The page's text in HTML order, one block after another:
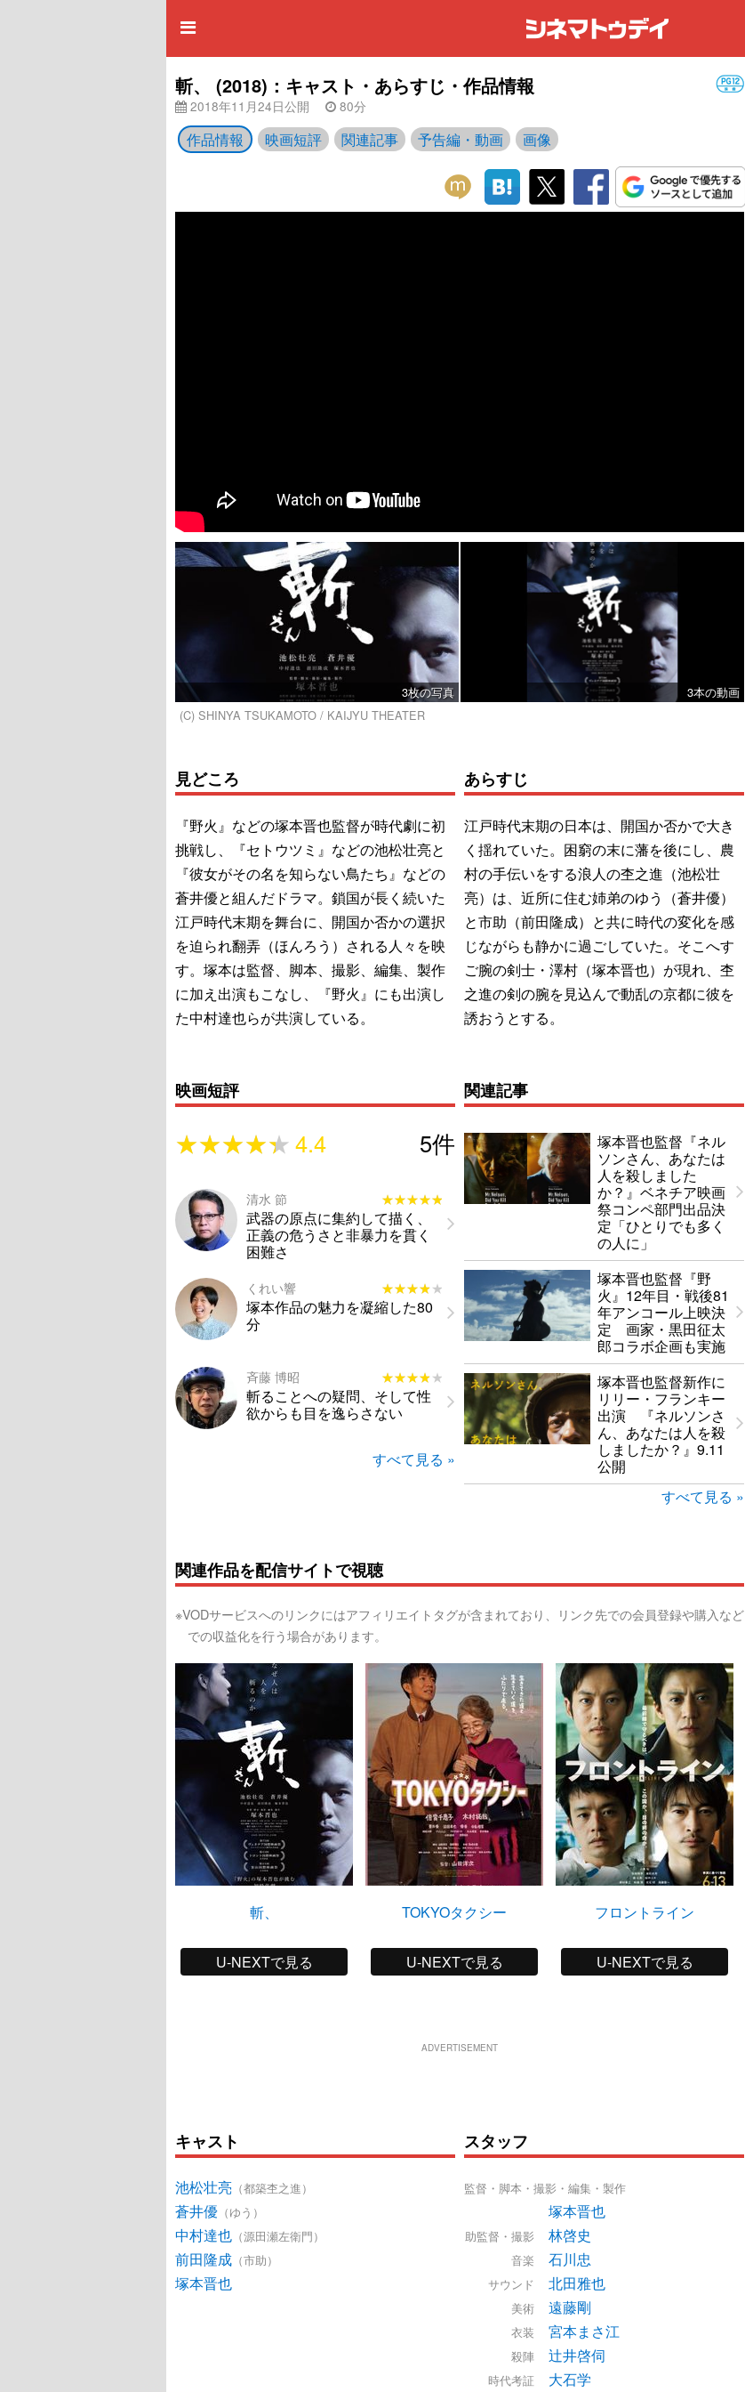
斬、 (2018)：キャスト・あらすじ・作品情報
2018年11月24日公開 80分
作品情報 映画短評 関連記事 予告編・動画 画像
3枚の写真
3本の動画
(C) SHINYA TSUKAMOTO / KAIJYU THEATER
見どころ
『野火』などの塚本晋也監督が時代劇に初
挑戦し、『セトウツミ』などの池松壮亮と
『彼女がその名を知らない鳥たち』などの
蒼井優と組んだドラマ。鎖国が長く続いた
江戸時代末期を舞台に、開国か否かの選択
を迫られ翻弄（ほんろう）される人々を映
す。塚本は監督、脚本、撮影、編集、製作
に加え出演もこなし、『野火』にも出演し
た中村達也らが共演している。
あらすじ
江戸時代末期の日本は、開国か否かで大き
く揺れていた。困窮の末に藩を後にし、農
村の手伝いをする浪人の杢之進（池松壮
亮）は、近所に住む姉弟のゆう（蒼井優）
と市助（前田隆成）と共に時代の変化を感
じながらも静かに過ごしていた。そこへす
ご腕の剣士・澤村（塚本晋也）が現れ、杢
之進の剣の腕を見込んで動乱の京都に彼を
誘おうとする。
映画短評
★★★★★
★★★★★4.4 5件
清水 節 ★★★★★
★★★★★
武器の原点に集約して描く、
正義の危うさと非暴力を貫く
困難さ
くれい響 ★★★★★
★★★★★
塚本作品の魅力を凝縮した80
分
斉藤 博昭 ★★★★★
★★★★★
斬ることへの疑問、そして性
欲からも目を逸らさない
すべて見る »
関連記事
塚本晋也監督『ネル
ソンさん、あなたは
人を殺しました
か？』ベネチア映画
祭コンペ部門出品決
定「ひとりでも多く
の人に」
塚本晋也監督『野
火』12年目・戦後81
年アンコール上映決
定 画家・黒田征太
郎コラボ企画も実施
塚本晋也監督新作に
リリー・フランキー
出演 『ネルソンさ
ん、あなたは人を殺
しましたか？』9.11
公開
すべて見る »
関連作品を配信サイトで視聴
※VODサービスへのリンクにはアフィリエイトタグが含まれており、リンク先での会員登録や購入など
での収益化を行う場合があります。
斬、
U-NEXTで見る
TOKYOタクシー
U-NEXTで見る
フロントライン
U-NEXTで見る
ADVERTISEMENT
キャスト
池松壮亮 （都築杢之進）
蒼井優 （ゆう）
中村達也 （源田瀬左衛門）
前田隆成 （市助）
塚本晋也
スタッフ
監督・脚本・撮影・編集・製作
塚本晋也
助監督・撮影 林啓史
音楽 石川忠
サウンド 北田雅也
美術 遠藤剛
衣装 宮本まさ江
殺陣 辻井啓伺
時代考証 大石学